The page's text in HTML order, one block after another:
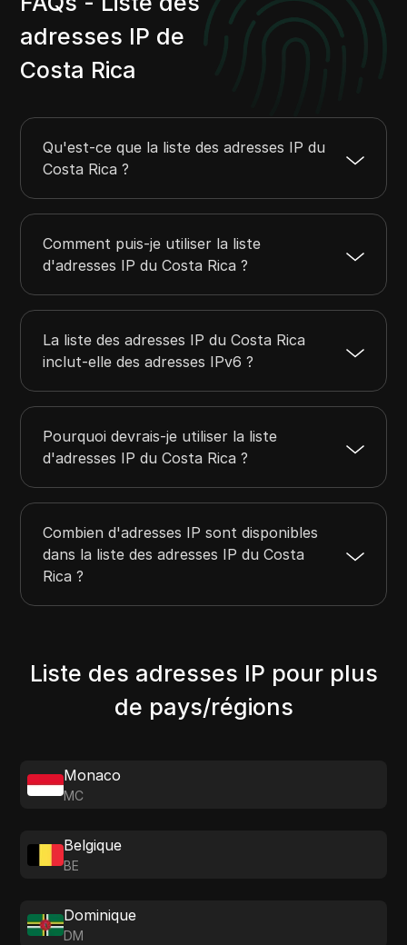
65.38.100.255
256
67.73.254.0
67.73.255.255
69.25.4.0
adresses IP de
Costa Rica
Qu'est-ce que la liste des adresses IP du
Costa Rica ?
Comment puis-je utiliser la liste
d'adresses IP du Costa Rica ?
La liste des adresses IP du Costa Rica
inclut-elle des adresses IPv6 ?
Pourquoi devrais-je utiliser la liste
d'adresses IP du Costa Rica ?
Combien d'adresses IP sont disponibles
dans la liste des adresses IP du Costa
Rica ?
Liste des adresses IP pour plus
de pays/régions
Monaco
MC
Belgique
BE
Dominique
DM